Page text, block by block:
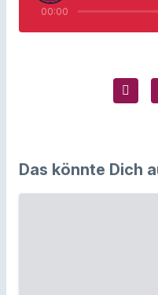
00:00
Das könnte Dich